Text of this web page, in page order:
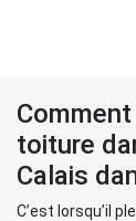
toiture
Calais
C’est lorsqu’il